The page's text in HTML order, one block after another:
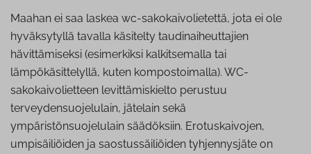
Maahan ei saa laskea wc-sakokaivolietettä, jota ei ole
hyväksytyllä tavalla käsitelty taudinaiheuttajien
hävittämiseksi (esimerkiksi kalkitsemalla tai
lämpökäsittelyllä, kuten kompostoimalla). WC-
sakokaivolietteen levittämiskielto perustuu
terveydensuojelulain, jätelain sekä
ympäristönsuojelulain säädöksiin. Erotuskaivojen,
umpisäiliöiden ja saostussäiliöiden tyhjennysjäte on